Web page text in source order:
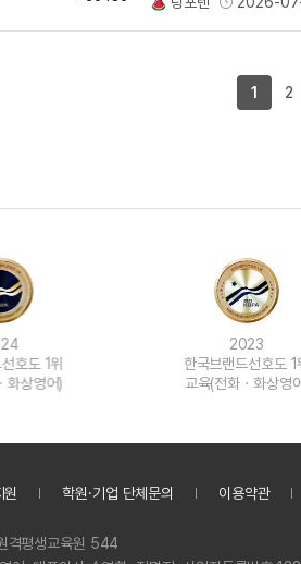
1 2
한국브랜드선호도 1위
교육(전화ㆍ화상영어)
원 학원·기업 단체문의 이용약관
격평생교육원 544